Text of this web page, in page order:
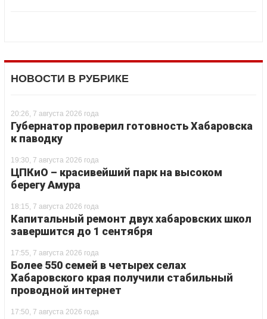
НОВОСТИ В РУБРИКЕ
20:26, 7 августа 2026 года
Губернатор проверил готовность Хабаровска
к паводку
19:30, 7 августа 2026 года
ЦПКиО – красивейший парк на высоком
берегу Амура
18:15, 7 августа 2026 года
Капитальный ремонт двух хабаровских школ
завершится до 1 сентября
17:55, 7 августа 2026 года
Более 550 семей в четырех селах
Хабаровского края получили стабильный
проводной интернет
17:50, 7 августа 2026 года